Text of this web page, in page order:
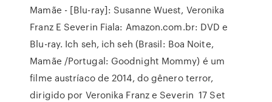
Mamãe - [Blu-ray]: Susanne Wuest, Veronika
Franz E Severin Fiala: Amazon.com.br: DVD e
Blu-ray. Ich seh, ich seh (Brasil: Boa Noite,
Mamãe /Portugal: Goodnight Mommy) é um
filme austríaco de 2014, do gênero terror,
dirigido por Veronika Franz e Severin 17 Set